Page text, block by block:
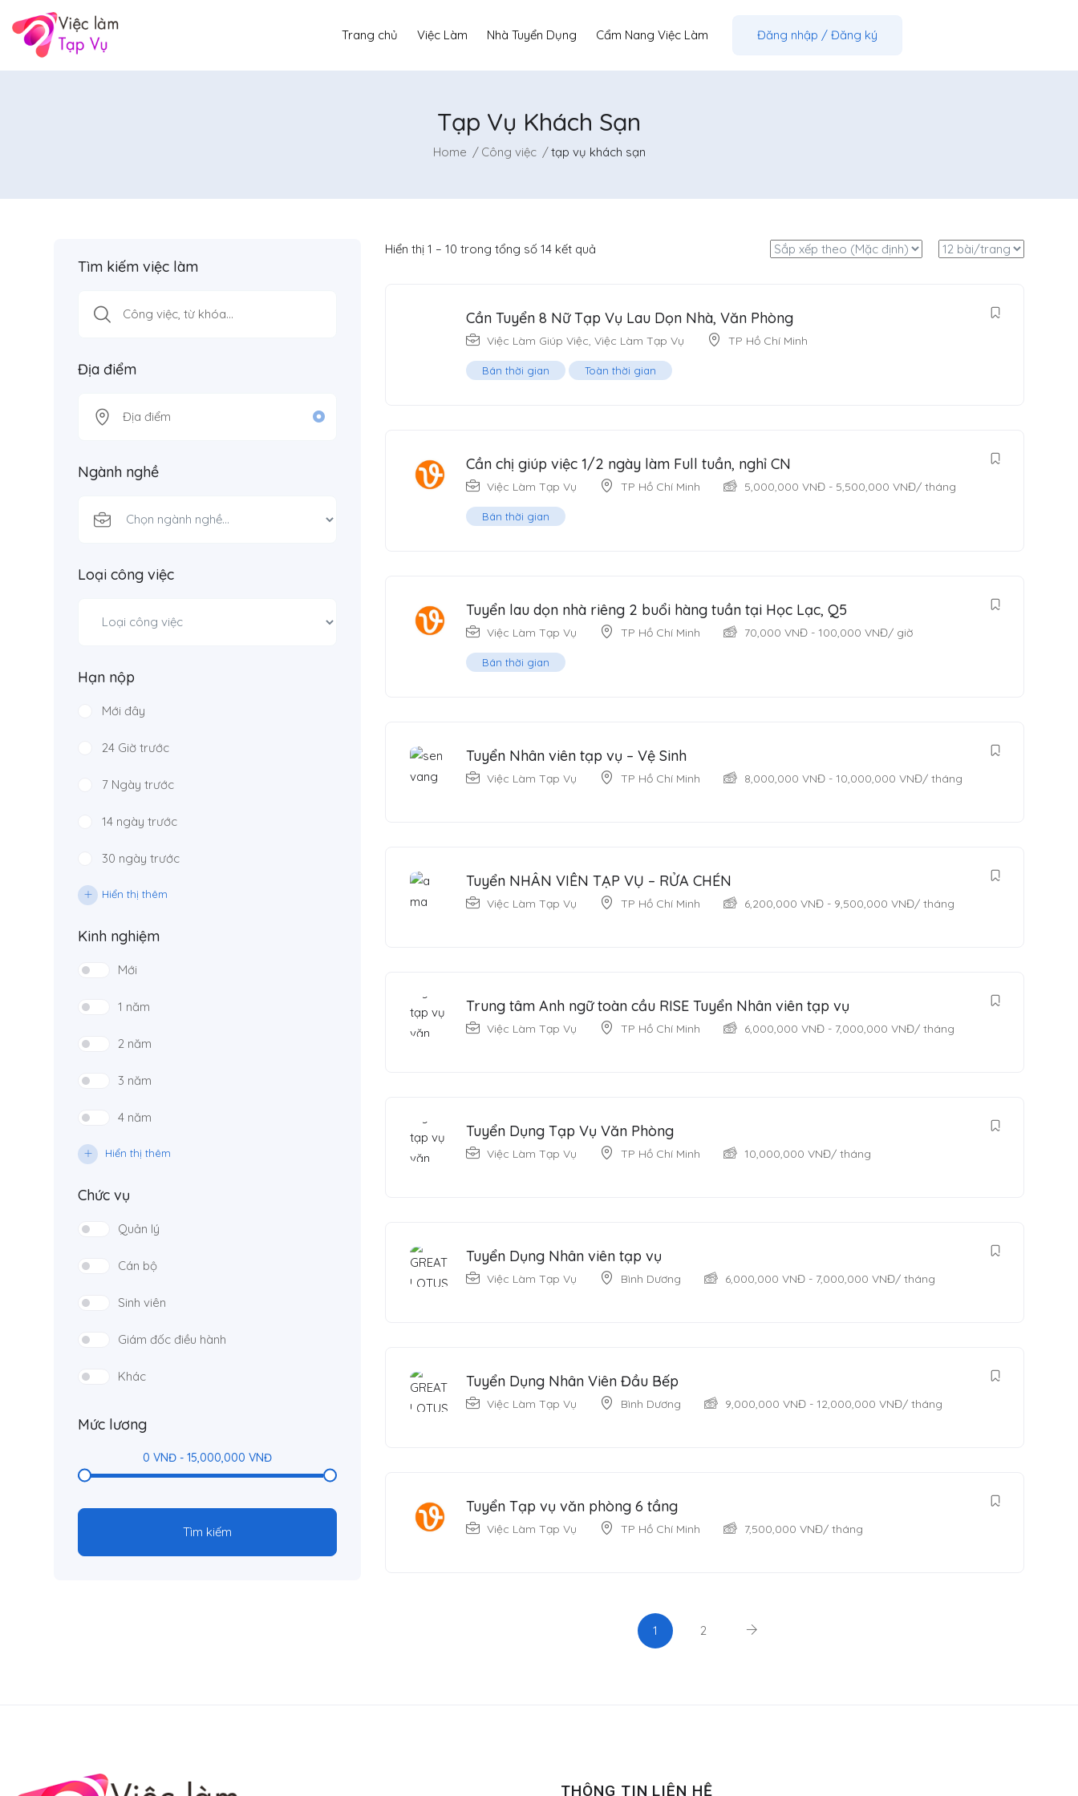
Trang chủ Việc Làm Nhà Tuyển Dụng Cẩm Nang Việc Làm Đăng nhập / Đăng ký
Tạp Vụ Khách Sạn
Home Công việc tạp vụ khách sạn
Tìm kiếm việc làm
Địa điểm
Ngành nghề
Loại công việc
Hạn nộp
Mới đây
24 Giờ trước
7 Ngày trước
14 ngày trước
30 ngày trước
Hiển thị thêm
Kinh nghiệm
Mới
1 năm
2 năm
3 năm
4 năm
Hiển thị thêm
Chức vụ
Quản lý
Cán bộ
Sinh viên
Giám đốc điều hành
Khác
Mức lương
0 VNĐ - 15,000,000 VNĐ
Tìm kiếm
Hiển thị1 –10 trong tổng số 14 kết quả
Cần Tuyển 8 Nữ Tạp Vụ Lau Dọn Nhà, Văn Phòng
Việc Làm Giúp Việc,Việc Làm Tạp Vụ TP Hồ Chí Minh
Bán thời gian Toàn thời gian
Cần chị giúp việc 1/2 ngày làm Full tuần, nghỉ CN
Việc Làm Tạp Vụ TP Hồ Chí Minh 5,000,000 VNĐ - 5,500,000 VNĐ/ tháng
Bán thời gian
Tuyển lau dọn nhà riêng 2 buổi hàng tuần tại Học Lạc, Q5
Việc Làm Tạp Vụ TP Hồ Chí Minh 70,000 VNĐ - 100,000 VNĐ/ giờ
Bán thời gian
Tuyển Nhân viên tạp vụ – Vệ Sinh
Việc Làm Tạp Vụ TP Hồ Chí Minh 8,000,000 VNĐ - 10,000,000 VNĐ/ tháng
Tuyển NHÂN VIÊN TẠP VỤ – RỬA CHÉN
Việc Làm Tạp Vụ TP Hồ Chí Minh 6,200,000 VNĐ - 9,500,000 VNĐ/ tháng
Trung tâm Anh ngữ toàn cầu RISE Tuyển Nhân viên tạp vụ
Việc Làm Tạp Vụ TP Hồ Chí Minh 6,000,000 VNĐ - 7,000,000 VNĐ/ tháng
Tuyển Dụng Tạp Vụ Văn Phòng
Việc Làm Tạp Vụ TP Hồ Chí Minh 10,000,000 VNĐ/ tháng
Tuyển Dụng Nhân viên tạp vụ
Việc Làm Tạp Vụ Bình Dương 6,000,000 VNĐ - 7,000,000 VNĐ/ tháng
Tuyển Dụng Nhân Viên Đầu Bếp
Việc Làm Tạp Vụ Bình Dương 9,000,000 VNĐ - 12,000,000 VNĐ/ tháng
Tuyển Tạp vụ văn phòng 6 tầng
Việc Làm Tạp Vụ TP Hồ Chí Minh 7,500,000 VNĐ/ tháng
1 2
THÔNG TIN LIÊN HỆ